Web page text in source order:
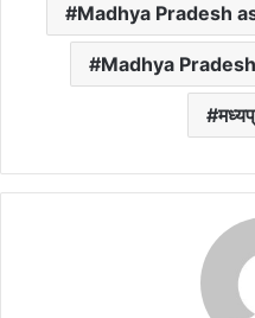
Madhya Pradesh
Madhya